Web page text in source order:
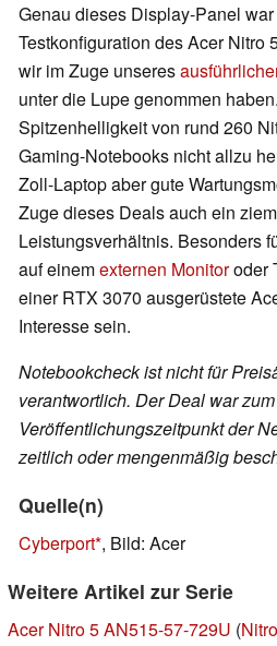
Genau dieses Display-Panel
Testkonfiguration des Acer Nitro
wir im Zuge unseres
unter die Lupe genommen
Spitzenhelligkeit von rund 260
Gaming-Notebooks nicht allzu
Zoll-Laptop aber gute
Zuge dieses Deals auch ein
Leistungsverhältnis. Besonders
auf einemexternen Monitoroder
einer RTX 3070 ausgerüstete
Interesse sein.
Notebookcheck ist nicht für
verantwortlich. Der Deal war zum
Veröffentlichungszeitpunkt der
zeitlich oder mengenmäßig
Quelle(n)
Cyberport , Bild: Acer
Weitere Artikel zur Serie
Acer Nitro 5 AN515-57-729U (